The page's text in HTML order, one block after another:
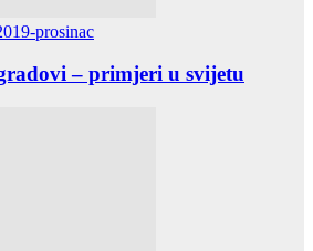
prosinac
– primjeri u svijetu